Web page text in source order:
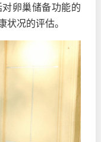
卵巢储备功能的
况的评估。